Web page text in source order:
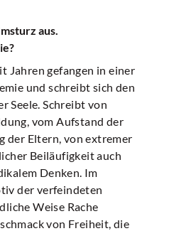
aus.
Jahren gefangen in einer
und schreibt sich den
Seele. Schreibt von
vom Aufstand der
der Eltern, von extremer
Beiläufigkeit auch
Denken. Im
der verfeindeten
Weise Rache
von Freiheit, die